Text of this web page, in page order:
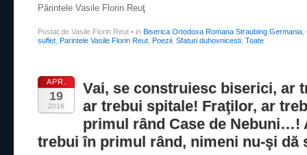
Părintele Vasile Florin Reuţ
Postat de Vasile Florin Reut • in Biserica Ortodoxa Romana Straubing Germania
suflet
Parintele Vasile Florin Reut Poezii Sfaturi duhovnicesti Toate
APR.
19
2016
Vai, se construiesc biserici, ar
ar trebui spitale! Fraţilor, ar
primul rând Case de Nebuni…!
trebui în primul rând, nimeni nu-şi dă